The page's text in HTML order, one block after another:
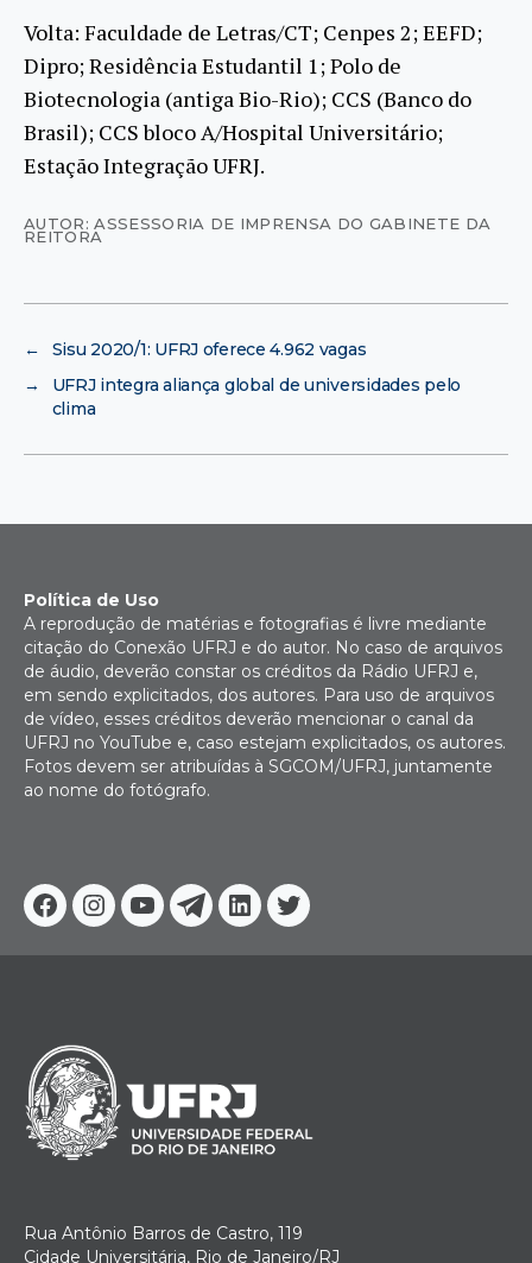
Volta: Faculdade de Letras/CT; Cenpes 2; EEFD;
Dipro; Residência Estudantil 1; Polo de
Biotecnologia (antiga Bio-Rio); CCS (Banco do
Brasil); CCS bloco A/Hospital Universitário;
Estação Integração UFRJ.
AUTOR: ASSESSORIA DE IMPRENSA DO GABINETE DA
REITORA
←
Sisu 2020/1: UFRJ oferece 4.962 vagas
→
UFRJ integra aliança global de universidades pelo
clima
Facebook
Instagram
YoutubeTelegram
Linkedin
Twitter
Política de Uso
A reprodução de matérias e fotografias é livre mediante
citação do Conexão UFRJ e do autor. No caso de arquivos
de áudio, deverão constar os créditos da Rádio UFRJ e,
em sendo explicitados, dos autores. Para uso de arquivos
de vídeo, esses créditos deverão mencionar o canal da
UFRJ no YouTube e, caso estejam explicitados, os autores.
Fotos devem ser atribuídas à SGCOM/UFRJ, juntamente
ao nome do fotógrafo.
Rua Antônio Barros de Castro, 119
Cidade Universitária, Rio de Janeiro/RJ